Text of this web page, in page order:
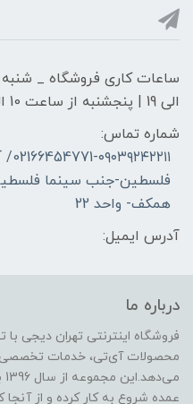
الی 19 | پنجشنبه از ساعت 10 الی 14
شماره تماس:
فلسطین-جنب سینما
همکف- واحد 22
آدرس ایمیل:
درباره ما
فروشگاه اینترنتی تهران دیجی
محصولات آی‌تی، خدمات تخصصی
عمده شروع به کار کرده و از آنجا